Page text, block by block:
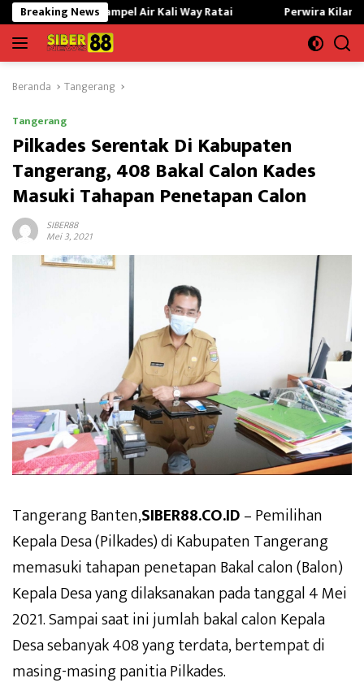
Langsung
ke
konten
Breaking News
Air Kali Way Ratai Perwira Kilang Balongan Gelar
Beranda Tangerang
Tangerang
Pilkades Serentak Di Kabupaten
Tangerang, 408 Bakal Calon Kades
Masuki Tahapan Penetapan Calon
SIBER88
Mei 3, 2021
Tangerang Banten,SIBER88.CO.ID– Pemilihan
Kepala Desa (Pilkades) di Kabupaten Tangerang
memasuki tahapan penetapan Bakal calon (Balon)
Kepala Desa yang dilaksanakan pada tanggal 4 Mei
2021. Sampai saat ini jumlah bakal calon Kepala
Desa sebanyak 408 yang terdata, bertempat di
masing-masing panitia Pilkades.